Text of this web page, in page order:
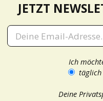
JETZT
Ich
täglich
Deine